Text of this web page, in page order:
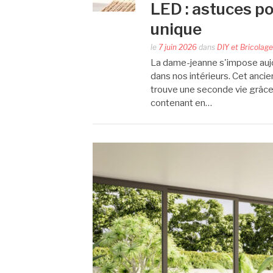
LED : astuces
unique
le 7 juin 2026 dans DIY et Bricolage
La dame-jeanne s'impose
dans nos intérieurs. Cet
trouve une seconde vie
contenant en…